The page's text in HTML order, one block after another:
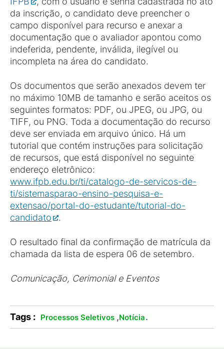
da inscrição, o candidato deve preencher o
campo disponível para recurso e anexar a
documentação que o avaliador apontou como
indeferida, pendente, inválida, ilegível ou
incompleta na área do candidato.
Os documentos que serão anexados devem ter
no máximo 10MB de tamanho e serão aceitos os
seguintes formatos: PDF, ou JPEG, ou JPG, ou
TIFF, ou PNG. Toda a documentação do recurso
deve ser enviada em arquivo único. Há um
tutorial que contém instruções para solicitação
de recursos, que está disponível no seguinte
endereço eletrônico:
www.ifpb.edu.br/ti/catalogo-de-servicos-de-
ti/sistemasparao-ensino-pesquisa-e-
extensao/portal-do-estudante/tutorial-do-
candidato
.
O resultado final da confirmação de matrícula da
chamada da lista de espera 06 de setembro.
Comunicação, Cerimonial e Eventos
Tags : Processos Seletivos ,Notícia.